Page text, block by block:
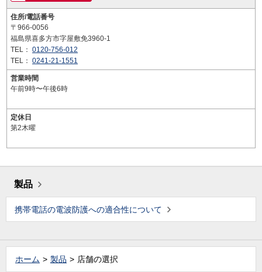
住所/電話番号
〒966-0056
福島県喜多方市字屋敷免3960-1
TEL： 0120-756-012
TEL： 0241-21-1551
営業時間
午前9時〜午後6時
定休日
第2木曜
製品
携帯電話の電波防護への適合性について
ホーム 製品 店舗の選択